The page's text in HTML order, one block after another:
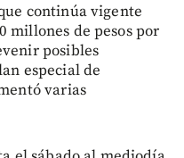
continúa vigente
millones de pesos por
posibles
especial de
varias